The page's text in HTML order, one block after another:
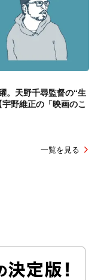
。天野千尋監督の“生
野維正の「映画のこ
一覧を見る